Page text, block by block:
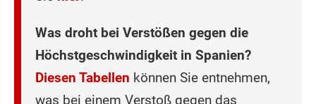
Was droht bei Verstößen gegen die
Höchstgeschwindigkeit in Spanien?
Diesen Tabellen können Sie entnehmen,
was bei einem Verstoß gegen das